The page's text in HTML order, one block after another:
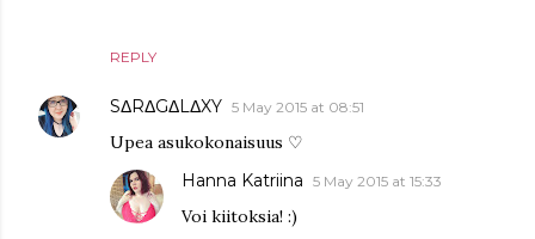
REPLY
SΔRΔGΔLΔXY 5 May 2015 at 08:51
Upea asukokonaisuus ♡
Hanna Katriina 5 May 2015 at 15:33
Voi kiitoksia! :)